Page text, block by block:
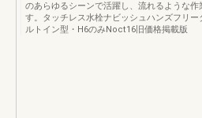
のあらゆるシーンで活躍し、流れるような作
す。タッチレス水栓ナビッシュハンズフリ
ルトイン型・H6のみNoct16旧価格掲載版